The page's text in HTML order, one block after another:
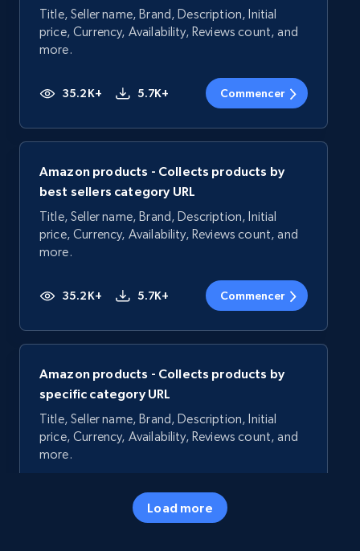
Title, Seller name, Brand, Description, Initial
price, Currency, Availability, Reviews count, and
more.
35.2K+ 5.7K+ Commencer
Amazon products - Collects products by
best sellers category URL
Title, Seller name, Brand, Description, Initial
price, Currency, Availability, Reviews count, and
more.
35.2K+ 5.7K+ Commencer
Amazon products - Collects products by
specific category URL
Title, Seller name, Brand, Description, Initial
price, Currency, Availability, Reviews count, and
more.
5.7K+ Commencer
Load more